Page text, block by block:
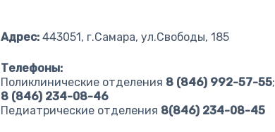
Адрес:443051, г.Самара, ул.Свободы, 185
Телефоны:
Поликлинические отделения 8 (846) 992-57-55;
8 (846) 234-08-46
Педиатрические отделения 8(846) 234-08-45